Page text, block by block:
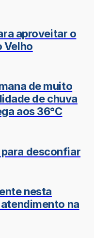
aproveitar o
Velho
de muito
de chuva
aos 36°C
desconfiar
nesta
na